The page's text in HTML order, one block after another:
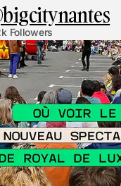
Followers